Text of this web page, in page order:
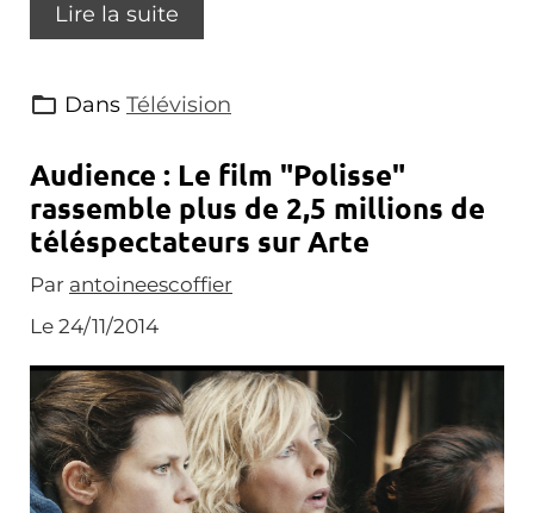
Lire la suite
Dans Télévision
Audience : Le film "Polisse"
rassemble plus de 2,5 millions de
téléspectateurs sur Arte
Par antoineescoffier
Le 24/11/2014